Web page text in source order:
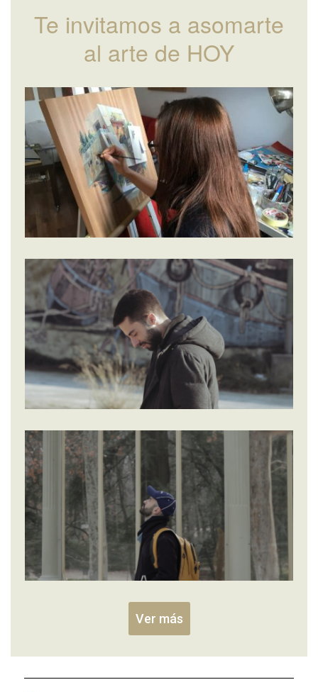
Te invitamos a asomarte
al arte de HOY
Ver más